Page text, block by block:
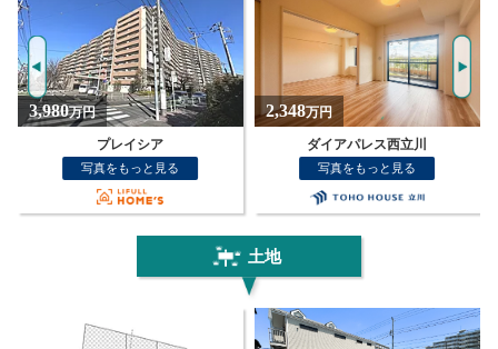
2,348万円
ダイアパレス西立川
写真をもっと見る
1,490万円
ダイアパレス昭島2
写真をもっと見る
土地